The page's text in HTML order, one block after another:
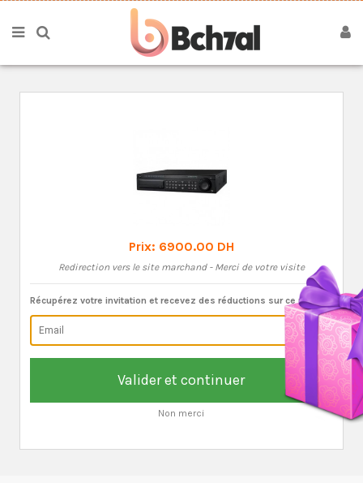
Prix: 6900.00 DH
Redirection vers le site marchand - Merci de votre visite
Récupérez votre invitation et recevez des réductions sur ce produit:
Valider et continuer
Non merci